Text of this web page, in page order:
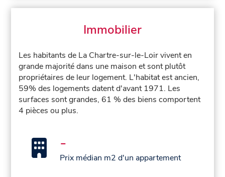
Immobilier
Les habitants de La Chartre-sur-le-Loir vivent en
grande majorité dans une maison et sont plutôt
propriétaires de leur logement. L'habitat est ancien,
59% des logements datent d'avant 1971. Les
surfaces sont grandes, 61 % des biens comportent
4 pièces ou plus.
-
Prix médian m2 d'un appartement